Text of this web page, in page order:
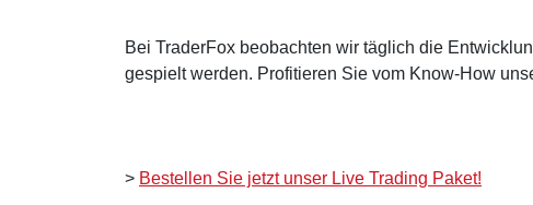
Bei TraderFox beobachten wir täglich die
gespielt werden. Profitieren Sie vom Know-How
> Bestellen Sie jetzt unser Live Trading Paket!